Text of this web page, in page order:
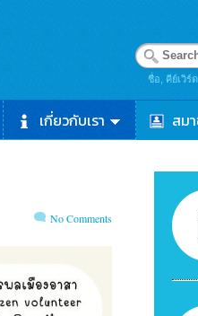
ชื่อ, คีย์เวิร์
เกี่ยวกับเรา สม
No Comments